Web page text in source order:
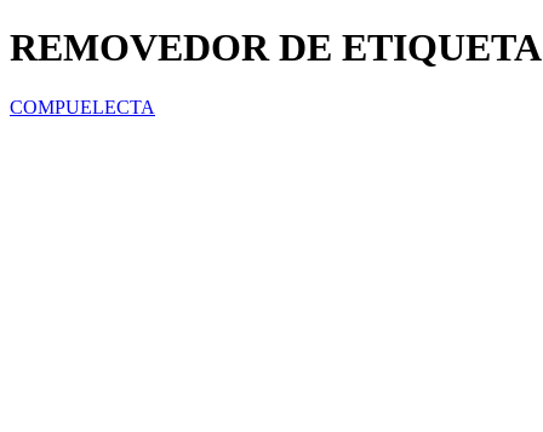
REMOVEDOR DE
COMPUELECTA